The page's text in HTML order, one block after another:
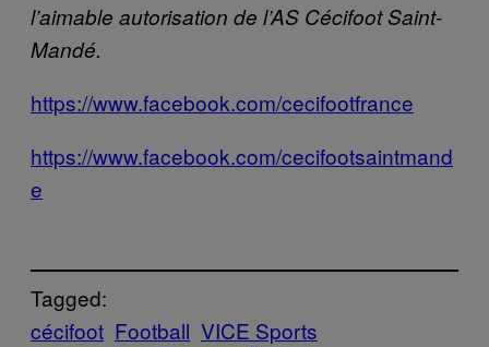
l’aimable autorisation de l’AS Cécifoot Saint-
Mandé.
https://www.facebook.com/cecifootfrance
https://www.facebook.com/cecifootsaintmand
e
Tagged:
cécifoot Football VICE Sports